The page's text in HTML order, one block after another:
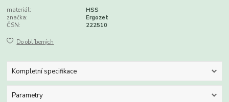
materiál:
HSS
značka:
Ergozet
ČSN:
222510
Do oblíbených
Kompletní specifikace
Parametry